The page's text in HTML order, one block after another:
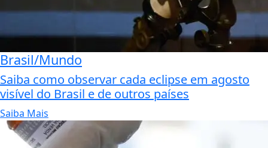
Brasil/Mundo
Saiba como observar cada eclipse em agosto
visível do Brasil e de outros países
Saiba Mais